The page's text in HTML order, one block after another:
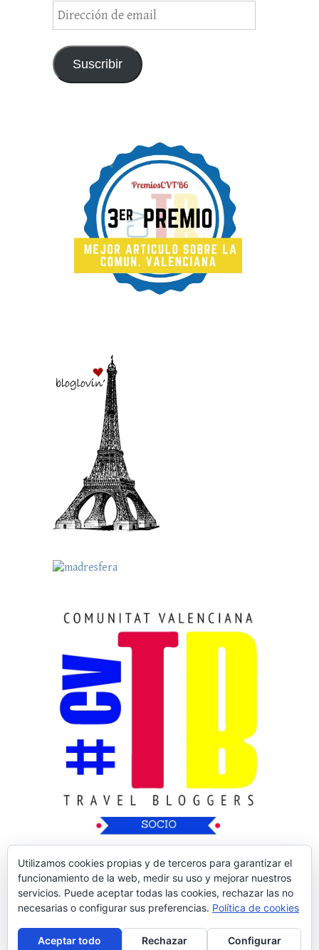
Dirección
de
Suscribir
Copyright © 2026Nos Vamos de Rutica| Tema
de:Theme Horse | Desarrollado por: WordPress
Utilizamos cookies propias y de terceros para garantizar el
funcionamiento de la web, medir su uso y mejorar nuestros
servicios. Puede aceptar todas las cookies, rechazar las no
necesarias o configurar sus preferencias. Política de cookies
Aceptar todo Rechazar Configurar